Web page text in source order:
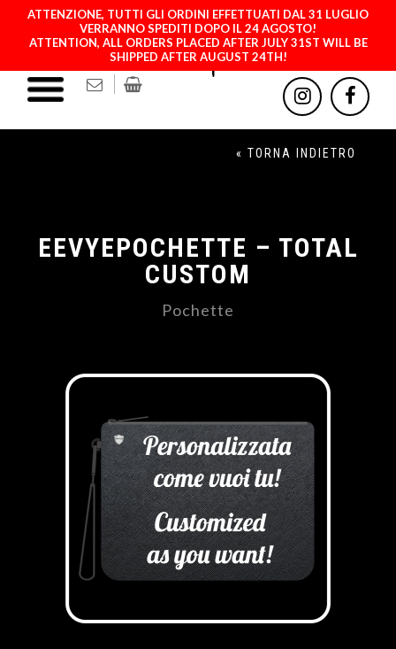
ATTENZIONE, TUTTI GLI ORDINI EFFETTUATI DAL 31 LUGLIO
VERRANNO SPEDITI DOPO IL 24 AGOSTO!
ATTENTION, ALL ORDERS PLACED AFTER JULY 31ST WILL BE
SHIPPED AFTER AUGUST 24TH!
« TORNA INDIETRO
EEVYEPOCHETTE – TOTAL
CUSTOM
Pochette